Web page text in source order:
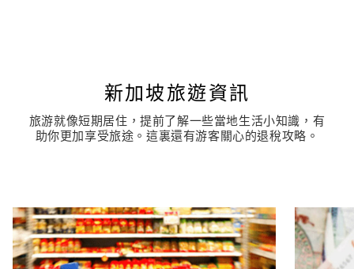
新加坡旅遊資訊
旅游就像短期居住，提前了解一些當地生活小知識，有
助你更加享受旅途。這裏還有游客關心的退稅攻略。